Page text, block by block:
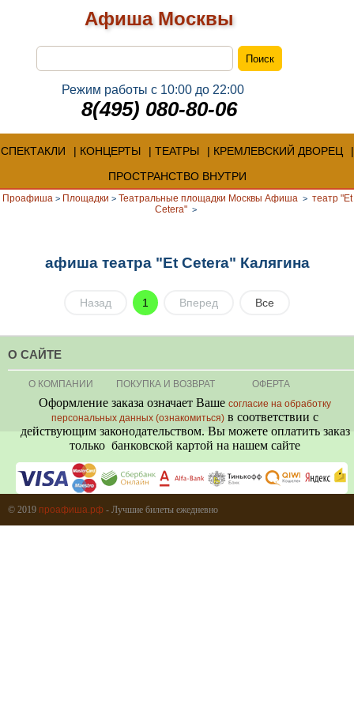
Афиша Москвы
Режим работы с 10:00 до 22:00
8(495) 080-80-06
СПЕКТАКЛИ КОНЦЕРТЫ ТЕАТРЫ
КРЕМЛЕВСКИЙ ДВОРЕЦ
ПРОСТРАНСТВО ВНУТРИ
Проафиша > Площадки > Театральные площадки Москвы Афиша > театр "Et
Cetera" >
афиша театра "Et Cetera" Калягина
Назад 1 Вперед Все
О САЙТЕ
О КОМПАНИИ ПОКУПКА И ВОЗВРАТ ОФЕРТА
Оформление заказа означает Ваше согласие на обработку
персональных данных (ознакомиться) в соответствии с
действующим законодательством. Вы можете оплатить заказ
только банковской картой на нашем сайте
© 2019 проафиша.рф - Лучшие билеты ежедневно